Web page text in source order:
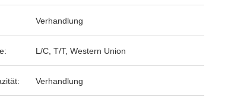
Verhandlung
L/C, T/T, Western Union
Verhandlung